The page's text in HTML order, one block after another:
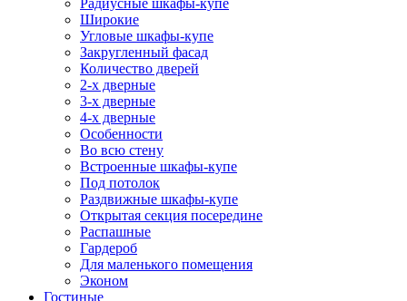
Радиусные шкафы-купе
Широкие
Угловые шкафы-купе
Закругленный фасад
Количество дверей
2-х дверные
3-х дверные
4-х дверные
Особенности
Во всю стену
Встроенные шкафы-купе
Под потолок
Раздвижные шкафы-купе
Открытая секция посередине
Распашные
Гардероб
Для маленького помещения
Эконом
Гостиные